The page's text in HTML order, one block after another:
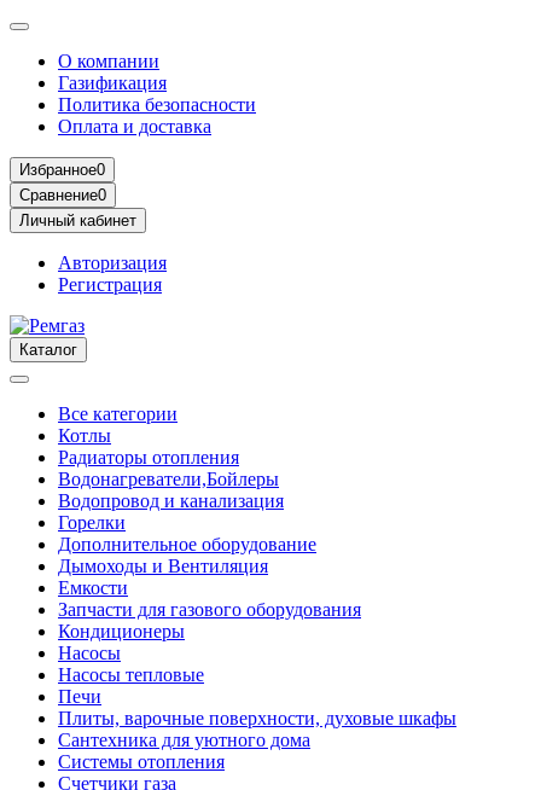
О компании
Газификация
Политика безопасности
Оплата и доставка
Избранное0
Сравнение0
Личный кабинет
Авторизация
Регистрация
Каталог
Все категории
Котлы
Радиаторы отопления
Водонагреватели,Бойлеры
Водопровод и канализация
Горелки
Дополнительное оборудование
Дымоходы и Вентиляция
Емкости
Запчасти для газового оборудования
Кондиционеры
Насосы
Насосы тепловые
Печи
Плиты, варочные поверхности, духовые шкафы
Сантехника для уютного дома
Системы отопления
Счетчики газа